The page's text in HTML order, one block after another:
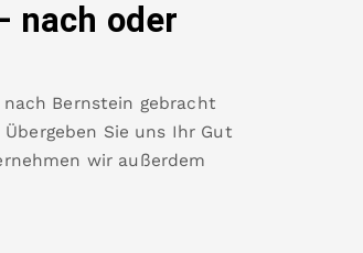
nach oder
nach Bernstein gebracht
Sie uns Ihr Gut
wir außerdem